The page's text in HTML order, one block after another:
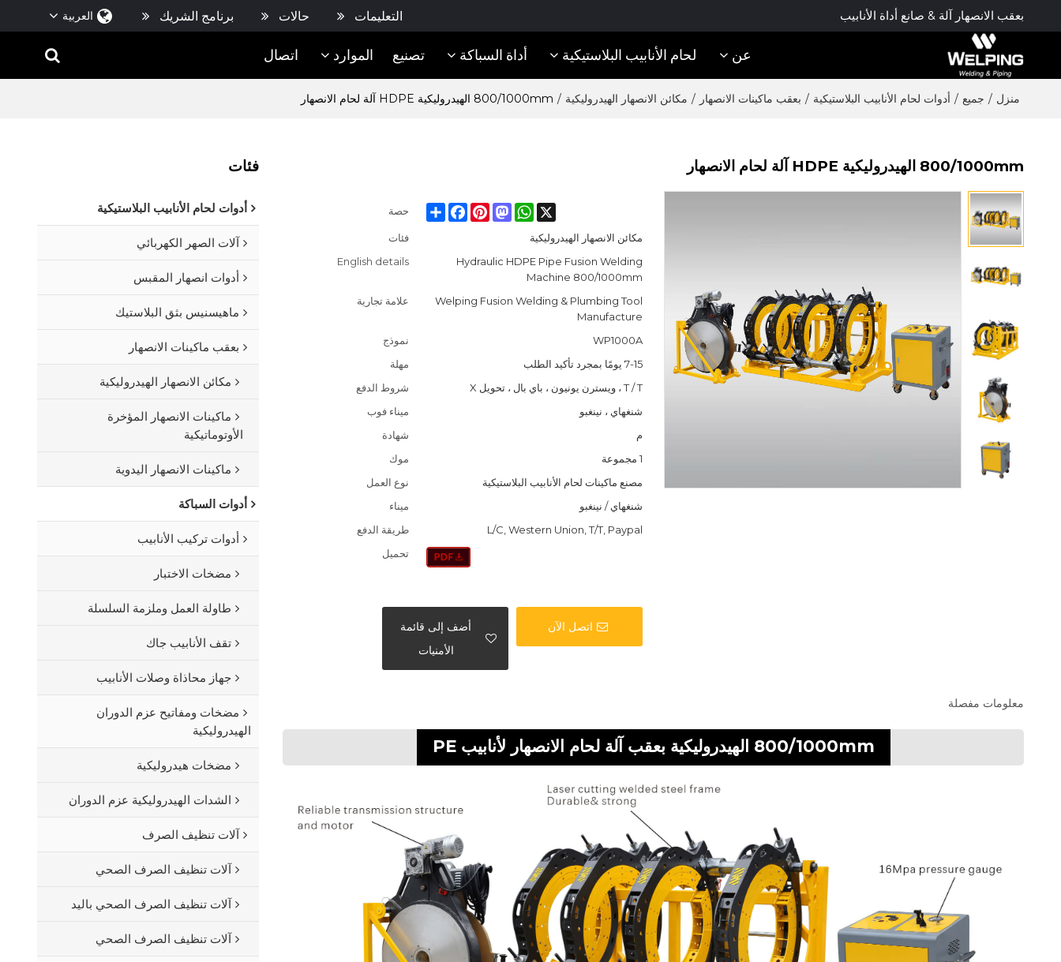
بعقب الانصهار آلة & صانع أداة الأنابيب التعليمات حالات برنامج الشريك العربية
عن لحام الأنابيب البلاستيكية أداة السباكة تصنيع الموارد اتصال
منزل / جميع / أدوات لحام الأنابيب البلاستيكية / بعقب ماكينات الانصهار / مكائن الانصهار الهيدروليكية / 800/1000mm الهيدروليكية HDPE آلة لحام الانصهار
فئات
أدوات لحام الأنابيب البلاستيكية
آلات الصهر الكهربائي
أدوات انصهار المقبس
ماهيسنيس بثق البلاستيك
بعقب ماكينات الانصهار
مكائن الانصهار الهيدروليكية
ماكينات الانصهار المؤخرة
الأوتوماتيكية
ماكينات الانصهار اليدوية
أدوات السباكة
أدوات تركيب الأنابيب
مضخات الاختبار
طاولة العمل وملزمة السلسلة
تقف الأنابيب جاك
جهاز محاذاة وصلات الأنابيب
مضخات ومفاتيح عزم الدوران
الهيدروليكية
مضخات هيدروليكية
الشدات الهيدروليكية عزم الدوران
آلات تنظيف الصرف
آلات تنظيف الصرف الصحي
آلات تنظيف الصرف الصحي باليد
آلات تنظيف الصرف الصحي
800/1000mm الهيدروليكية HDPE آلة لحام الانصهار
حصة Share
FacebookPinterest
Mastodon
WhatsApp X
فئات
مكائن الانصهار الهيدروليكية
English details
Hydraulic HDPE Pipe Fusion Welding
Machine 800/1000mm
علامة تجارية
Welping Fusion Welding & Plumbing Tool
Manufacture
نموذج
WP1000A
مهلة
7-15 يومًا بمجرد تأكيد الطلب
شروط الدفع
T / T ، ويسترن يونيون ، باي بال ، تحويل X
ميناء فوب
شنغهاي ، نينغبو
شهادة
م
موك
1 مجموعة
نوع العمل
مصنع ماكينات لحام الأنابيب البلاستيكية
ميناء
شنغهاي / نينغبو
طريقة الدفع
L/C, Western Union, T/T, Paypal
تحميل
اتصل الآن
أضف إلى قائمة
الأمنيات
معلومات مفصلة
800/1000mm الهيدروليكية بعقب آلة لحام الانصهار لأنابيب PE